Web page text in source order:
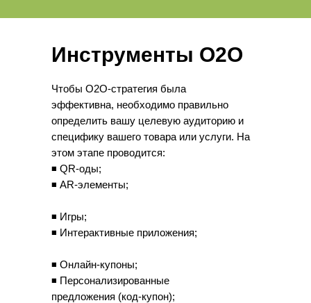
Чтобы О2О-стратегия была
эффективна, необходимо правильно
определить вашу целевую аудиторию и
специфику вашего товара или услуги. На
этом этапе проводится:
Инструменты О2О
◾ QR-оды;
◾ AR-элементы;
◾ Игры;
◾ Интерактивные приложения;
◾ Онлайн-купоны;
◾ Персонализированные
предложения (код-купон);